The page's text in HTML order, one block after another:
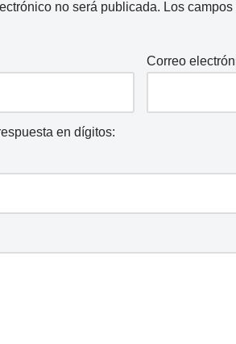
no será publicada. Los
Correo
en dígitos: